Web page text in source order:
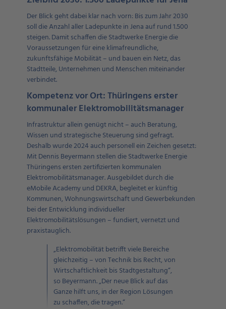
Der Blick geht dabei klar nach vorn: Bis zum Jahr 2030
soll die Anzahl aller Ladepunkte in Jena auf rund 1.500
steigen. Damit schaffen die Stadtwerke Energie die
Voraussetzungen für eine klimafreundliche,
zukunftsfähige Mobilität – und bauen ein Netz, das
Stadtteile, Unternehmen und Menschen miteinander
verbindet.
Kompetenz vor Ort: Thüringens erster
kommunaler Elektromobilitätsmanager
Infrastruktur allein genügt nicht – auch Beratung,
Wissen und strategische Steuerung sind gefragt.
Deshalb wurde 2024 auch personell ein Zeichen gesetzt:
Mit Dennis Beyermann stellen die Stadtwerke Energie
Thüringens ersten zertifizierten kommunalen
Elektromobilitätsmanager. Ausgebildet durch die
eMobile Academy und DEKRA, begleitet er künftig
Kommunen, Wohnungswirtschaft und Gewerbekunden
bei der Entwicklung individueller
Elektromobilitätslösungen – fundiert, vernetzt und
praxistauglich.
„Elektromobilität betrifft viele Bereiche
gleichzeitig – von Technik bis Recht, von
Wirtschaftlichkeit bis Stadtgestaltung“,
so Beyermann. „Der neue Blick auf das
Ganze hilft uns, in der Region Lösungen
zu schaffen, die tragen.“